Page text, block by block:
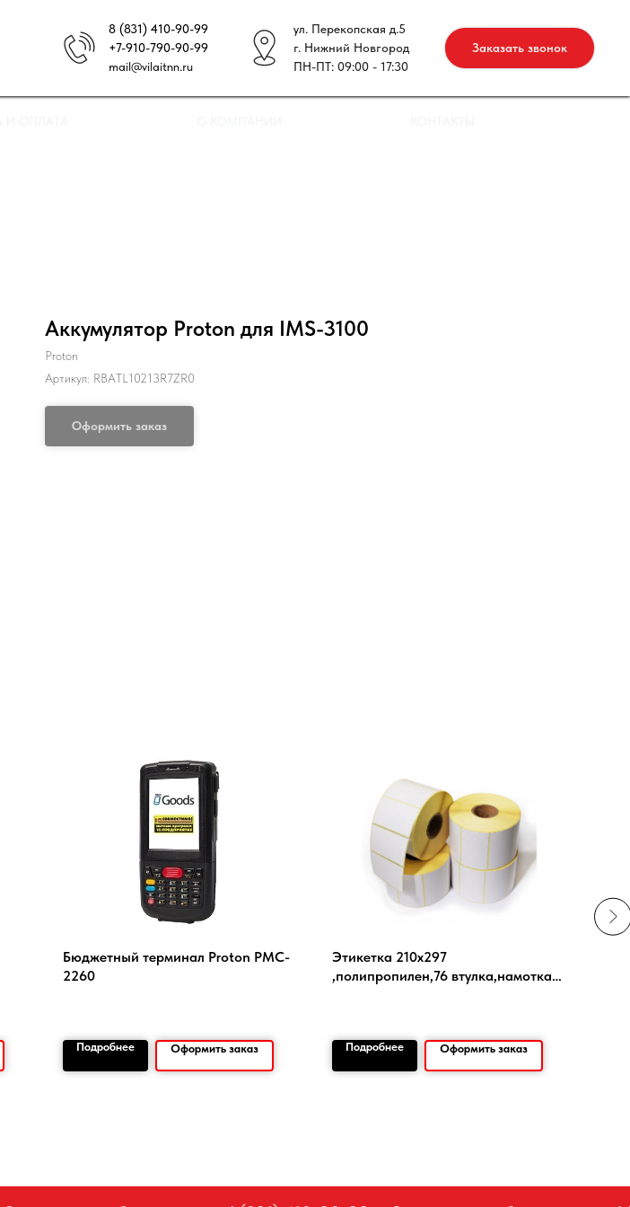
8 (831) 410-90-99
+7-910-790-90-99
mail@vilaitnn.ru
ул. Перекопская д.5
г. Нижний Новгород
ПН-ПТ: 09:00 - 17:30
Заказать звонок
Аккумулятор Proton для IMS-3100
Proton
Артикул: RBATL10213R7ZR0
Оформить заказ
Бюджетный терминал Proton PMC-
2260
Подробнее Оформить заказ
Этикетка 210х297
,полипропилен,76 втулка,намотка
Подробнее Оформить заказ